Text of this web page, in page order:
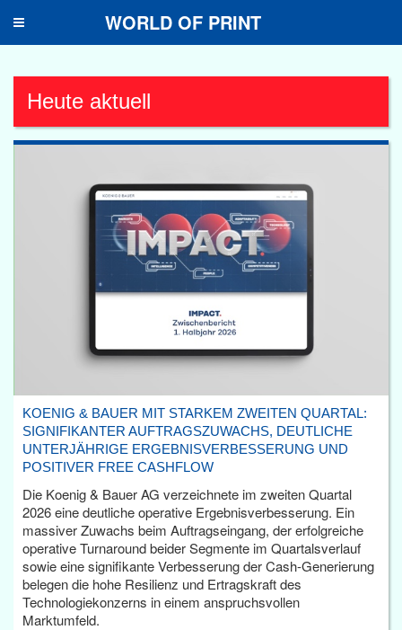
Toggle
WORLD OF PRINT
Heute aktuell
KOENIG & BAUER MIT STARKEM ZWEITEN QUARTAL:
SIGNIFIKANTER AUFTRAGSZUWACHS, DEUTLICHE
UNTERJÄHRIGE ERGEBNISVERBESSERUNG UND
POSITIVER FREE CASHFLOW
Die Koenig & Bauer AG verzeichnete im zweiten Quartal
2026 eine deutliche operative Ergebnisverbesserung. Ein
massiver Zuwachs beim Auftragseingang, der erfolgreiche
operative Turnaround beider Segmente im Quartalsverlauf
sowie eine signifikante Verbesserung der Cash-Generierung
belegen die hohe Resilienz und Ertragskraft des
Technologiekonzerns in einem anspruchsvollen
Marktumfeld.